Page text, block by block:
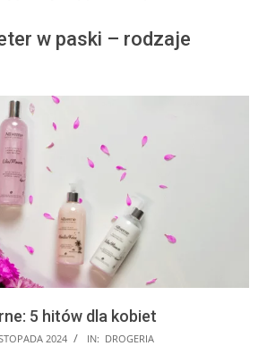
w paski – rodzaje
5 hitów dla kobiet
2024 IN: DROGERIA